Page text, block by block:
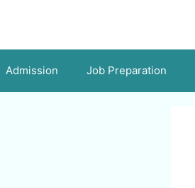
Admission Job Preparation